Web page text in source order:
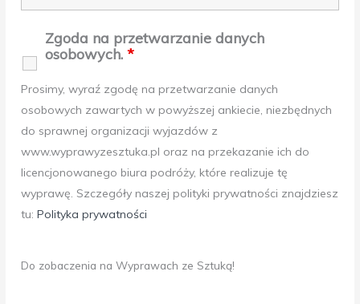
Zgoda na przetwarzanie danych
osobowych.*
Prosimy, wyraź zgodę na przetwarzanie danych
osobowych zawartych w powyższej ankiecie, niezbędnych
do sprawnej organizacji wyjazdów z
www.wyprawyzesztuka.pl oraz na przekazanie ich do
licencjonowanego biura podróży, które realizuje tę
wyprawę. Szczegóły naszej polityki prywatności znajdziesz
tu:Polityka prywatności
Do zobaczenia na Wyprawach ze Sztuką!